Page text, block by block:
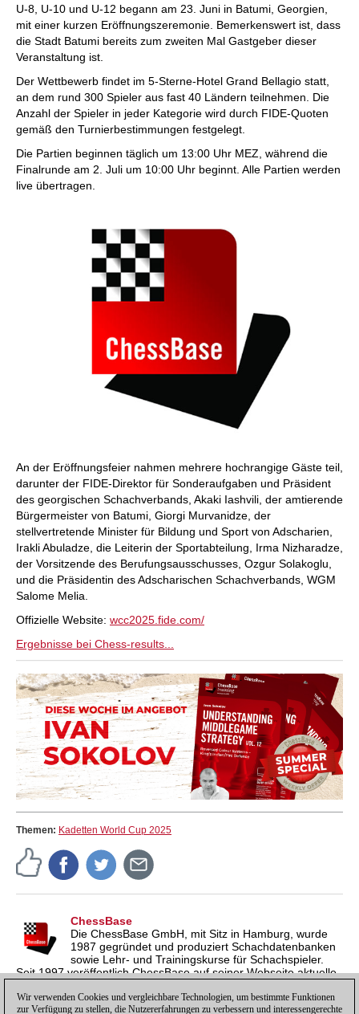
U-8, U-10 und U-12 begann am 23. Juni in Batumi, Georgien,
mit einer kurzen Eröffnungszeremonie. Bemerkenswert ist, dass
die Stadt Batumi bereits zum zweiten Mal Gastgeber dieser
Veranstaltung ist.
Der Wettbewerb findet im 5-Sterne-Hotel Grand Bellagio statt,
an dem rund 300 Spieler aus fast 40 Ländern teilnehmen. Die
Anzahl der Spieler in jeder Kategorie wird durch FIDE-Quoten
gemäß den Turnierbestimmungen festgelegt.
Die Partien beginnen täglich um 13:00 Uhr MEZ, während die
Finalrunde am 2. Juli um 10:00 Uhr beginnt. Alle Partien werden
live übertragen.
An der Eröffnungsfeier nahmen mehrere hochrangige Gäste teil,
darunter der FIDE-Direktor für Sonderaufgaben und Präsident
des georgischen Schachverbands, Akaki Iashvili, der amtierende
Bürgermeister von Batumi, Giorgi Murvanidze, der
stellvertretende Minister für Bildung und Sport von Adscharien,
Irakli Abuladze, die Leiterin der Sportabteilung, Irma Nizharadze,
der Vorsitzende des Berufungsausschusses, Ozgur Solakoglu,
und die Präsidentin des Adscharischen Schachverbands, WGM
Salome Melia.
Offizielle Website: wcc2025.fide.com/
Ergebnisse bei Chess-results...
Themen: Kadetten World Cup 2025
ChessBase
Die ChessBase GmbH, mit Sitz in Hamburg, wurde
1987 gegründet und produziert Schachdatenbanken
sowie Lehr- und Trainingskurse für Schachspieler.
Seit 1997 veröffentlich ChessBase auf seiner Webseite aktuelle
inzwischen in vier Sprachen und gilt weltweit als wichtigste
Schachnachrichtenseite.
Wir verwenden Cookies und vergleichbare Technologien, um bestimmte Funktionen
zur Verfügung zu stellen, die Nutzererfahrungen zu verbessern und interessengerechte